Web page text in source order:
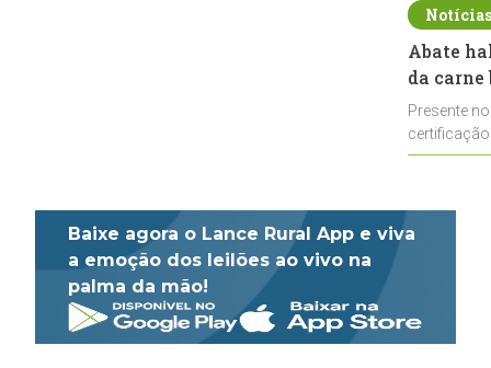
Abate
da
Presente
Baixe agora o Lance Rural App e viva
a emoção dos leilões ao vivo na
palma da mão!